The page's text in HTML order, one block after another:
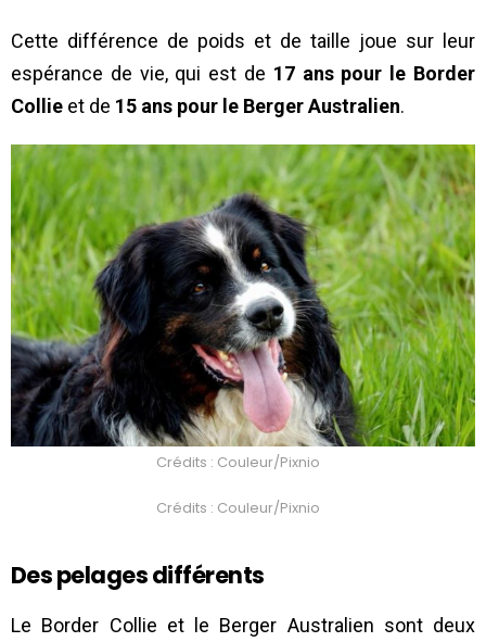
Cette différence de poids et de taille joue sur leur
espérance de vie, qui est de 17 ans pour le Border
Collie et de 15 ans pour le Berger Australien.
Crédits : Couleur/Pixnio
Crédits : Couleur/Pixnio
Des pelages différents
Le Border Collie et le Berger Australien sont deux